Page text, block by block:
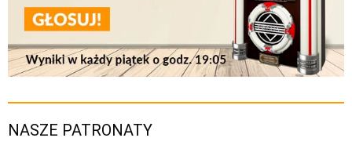
NASZE PATRONATY